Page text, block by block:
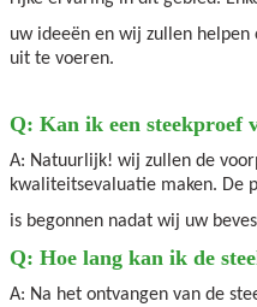
uw ideeën en wij zullen
uit te voeren.
Q: Kan ik een steekproef
A: Natuurlijk! wij zullen de
kwaliteitsevaluatie maken. De
is begonnen nadat wij uw
Q: Hoe lang kan ik de
A: Na het ontvangen van de